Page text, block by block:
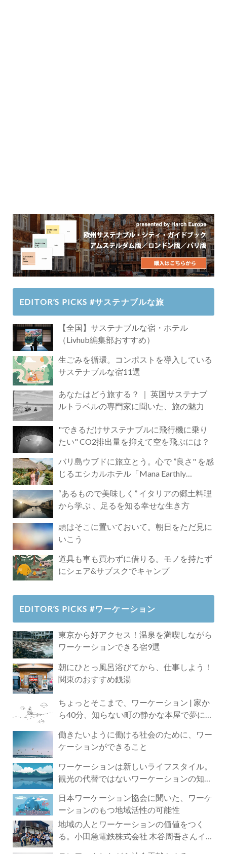
EDITOR’S PICKS #サステナブルな旅
【全国】サステナブルな宿・ホテル
（Livhub編集部おすすめ）
生ごみを循環。コンポストを導入している
サステナブルな宿11選
あなたはどう旅する？ ｜ 英国サステナブ
ルトラベルの専門家に聞いた、旅の魅力
"できるだけサステナブルに飛行機に乗り
たい" CO2排出量を抑えて空を飛ぶには？
バリ島ウブドに旅立とう。心で ”良さ" を感
じるエシカルホテル「Mana Earthly
“あるもので美味しく” イタリアの郷土料理
から学ぶ 、足るを知る幸せな生き方
頭はそこに置いておいて。朝日をただ見に
いこう
道具も車も買わずに借りる。モノを持たず
にシェア&サブスクでキャンプ
EDITOR’S PICKS #ワーケーション
東京から好アクセス！温泉を満喫しながら
ワーケーションできる宿9選
朝にひとっ風呂浴びてから、仕事しよう！
関東のおすすめ銭湯
ちょっとそこまで、ワーケーション | 家か
ら40分、知らない町の静かな本屋で夢に近
働きたいように働ける社会のために、ワー
ケーションができること
ワーケーションは新しいライフスタイル。
観光の代替ではないワーケーションの知ら
日本ワーケーション協会に聞いた、ワーケ
ーションのもつ地域活性の可能性
地域の人とワーケーションの価値をつく
る。小田急電鉄株式会社 木谷周吾さんイン